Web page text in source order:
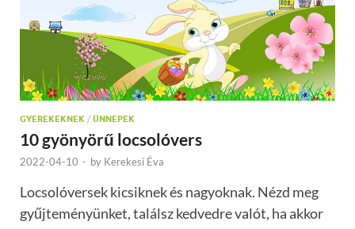
GYEREKEKNEK / ÜNNEPEK
10 gyönyörű locsolóvers
2022-04-10 - by Kerekesi Éva
Locsolóversek kicsiknek és nagyoknak. Nézd meg
gyűjteményünket, találsz kedvedre valót, ha akkor